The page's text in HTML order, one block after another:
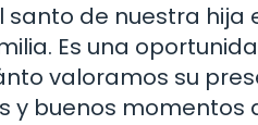
santo de nuestra
Es una
valoramos su
y buenos